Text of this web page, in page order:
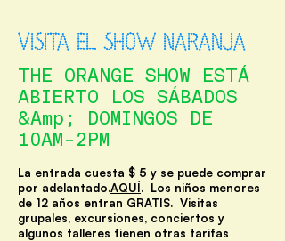
VISITA EL SHOW NARANJA
THE ORANGE SHOW ESTÁ
ABIERTO LOS SÁBADOS
&Amp; DOMINGOS DE
10AM-2PM
La entrada cuesta $ 5 y se puede comprar
por adelantado.AQUÍ. Los niños menores
de 12 años entran GRATIS. Visitas
grupales, excursiones, conciertos y
algunos talleres tienen otras tarifas